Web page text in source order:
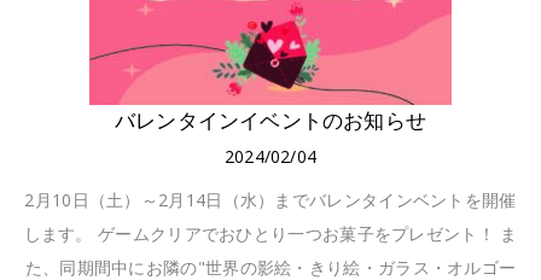
バレンタインイベントのお知らせ
2024/02/04
2月10日（土）～2月14日（水）までバレンタインベントを開催
します。 ゲームクリアでおひとり一つお菓子をプレゼント！ ま
た、同期間中にお隣の"世界の影絵・きり絵・ガラス・オルゴー